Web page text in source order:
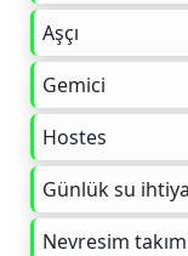
Aşçı
Gemici
Hostes
Günlük su
Nevresim